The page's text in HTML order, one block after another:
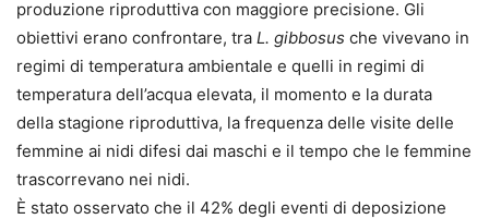
produzione riproduttiva con maggiore precisione. Gli
obiettivi erano confrontare, tra L. gibbosus che vivevano in
regimi di temperatura ambientale e quelli in regimi di
temperatura dell’acqua elevata, il momento e la durata
della stagione riproduttiva, la frequenza delle visite delle
femmine ai nidi difesi dai maschi e il tempo che le femmine
trascorrevano nei nidi.
È stato osservato che il 42% degli eventi di deposizione